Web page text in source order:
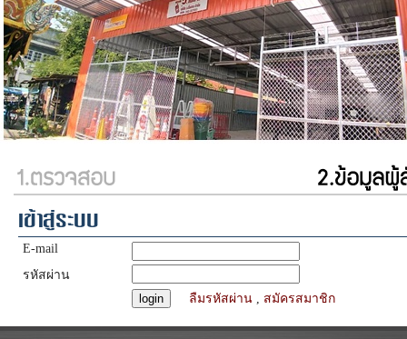
เข้าสู่ระบบ
E-mail
รหัสผ่าน
ลืมรหัสผ่าน , สมัครสมาชิก